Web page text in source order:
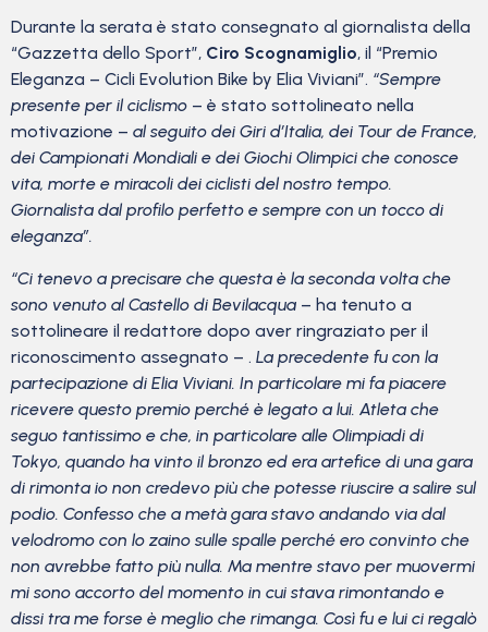
Durante la serata è stato consegnato al giornalista della
“Gazzetta dello Sport”, Ciro Scognamiglio, il “Premio
Eleganza – Cicli Evolution Bike by Elia Viviani”. “Sempre
presente per il ciclismo – è stato sottolineato nella
motivazione – al seguito dei Giri d’Italia, dei Tour de France,
dei Campionati Mondiali e dei Giochi Olimpici che conosce
vita, morte e miracoli dei ciclisti del nostro tempo.
Giornalista dal profilo perfetto e sempre con un tocco di
eleganza”.
“Ci tenevo a precisare che questa è la seconda volta che
sono venuto al Castello di Bevilacqua – ha tenuto a
sottolineare il redattore dopo aver ringraziato per il
riconoscimento assegnato – . La precedente fu con la
partecipazione di Elia Viviani. In particolare mi fa piacere
ricevere questo premio perché è legato a lui. Atleta che
seguo tantissimo e che, in particolare alle Olimpiadi di
Tokyo, quando ha vinto il bronzo ed era artefice di una gara
di rimonta io non credevo più che potesse riuscire a salire sul
podio. Confesso che a metà gara stavo andando via dal
velodromo con lo zaino sulle spalle perché ero convinto che
non avrebbe fatto più nulla. Ma mentre stavo per muovermi
mi sono accorto del momento in cui stava rimontando e
dissi tra me forse è meglio che rimanga. Così fu e lui ci regalò